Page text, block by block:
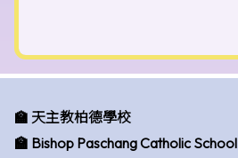
🏫 天主教柏德學校
🏫 Bishop Paschang Catholic School